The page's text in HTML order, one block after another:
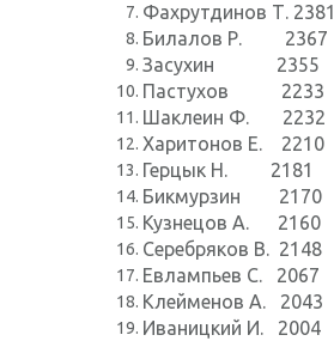
Фахрутдинов Т. 2381
Билалов Р. 2367
Засухин 2355
Пастухов 2233
Шаклеин Ф. 2232
Харитонов Е. 2210
Герцык Н. 2181
Бикмурзин 2170
Кузнецов А. 2160
Серебряков В. 2148
Евлампьев С. 2067
Клейменов А. 2043
Иваницкий И. 2004